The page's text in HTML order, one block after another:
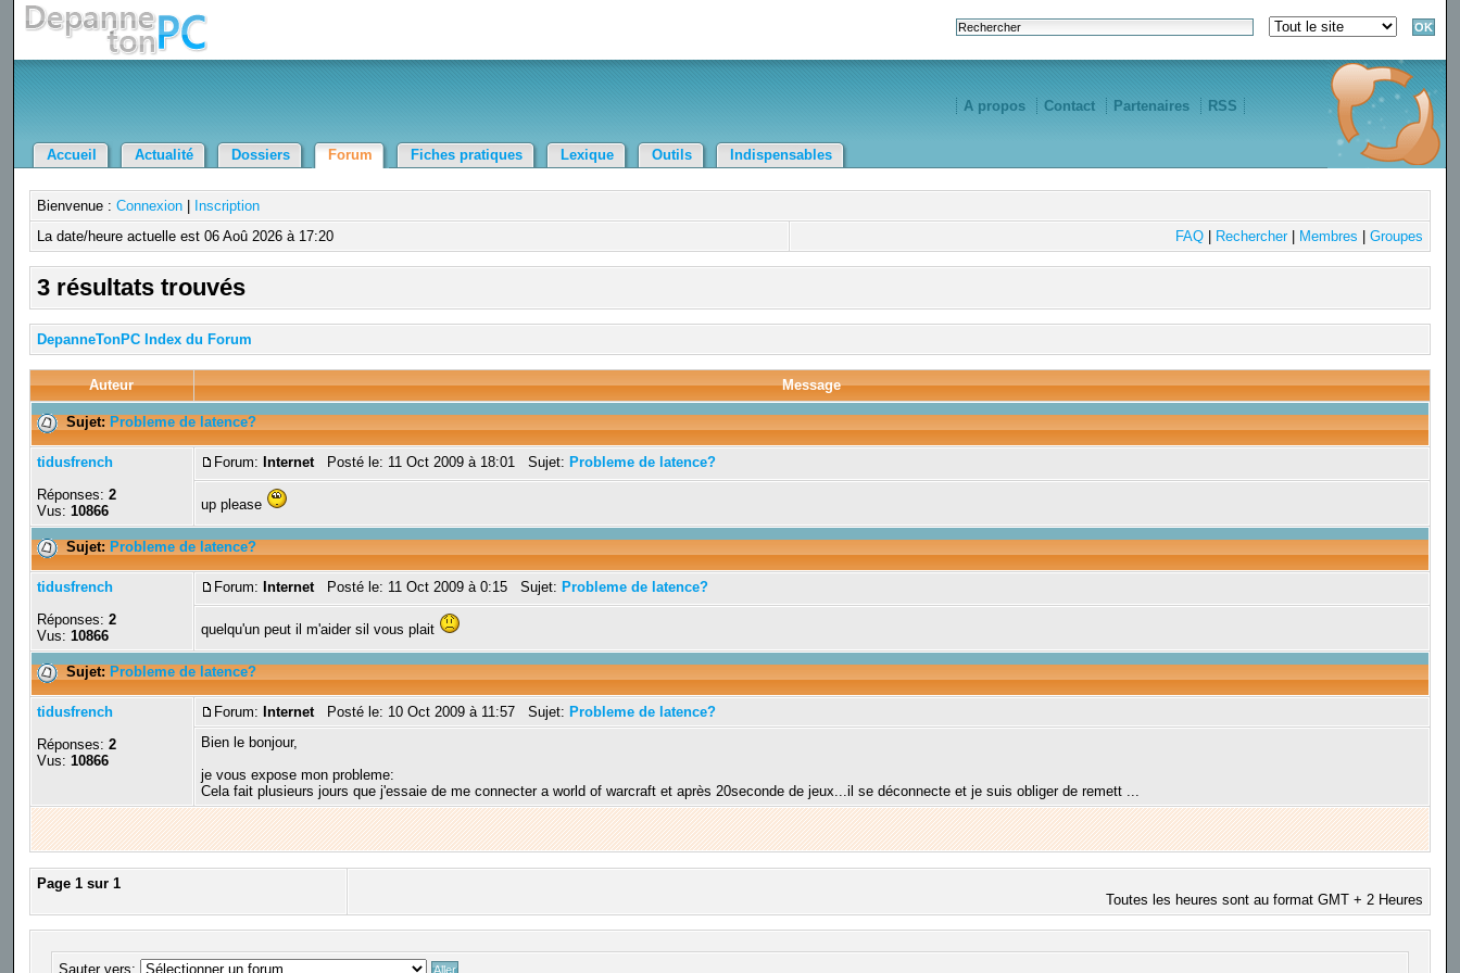
A propos Contact Partenaires RSS
Accueil Actualité Dossiers Forum Fiches pratiques Lexique Outils Indispensables
Bienvenue : Connexion|
Inscription
La date/heure actuelle est 06 Aoû 2026 à 17:20
FAQ| Rechercher| Membres Groupes
3 résultats trouvés
DepanneTonPC Index du Forum
Auteur Message
Sujet: Probleme de latence?
tidusfrench
Réponses: 2
Vus: 10866
Forum: InternetPosté le: 11 Oct 2009 à 18:01 Sujet: Probleme de latence?
up please
Sujet: Probleme de latence?
tidusfrench
Réponses: 2
Vus: 10866
Forum: InternetPosté le: 11 Oct 2009 à 0:15 Sujet: Probleme de latence?
quelqu'un peut il m'aider sil vous plait
Sujet: Probleme de latence?
tidusfrench
Réponses: 2
Vus: 10866
Forum: InternetPosté le: 10 Oct 2009 à 11:57 Sujet: Probleme de latence?
Bien le bonjour,
je vous expose mon probleme:
Cela fait plusieurs jours que j'essaie de me connecter a world of warcraft et après 20seconde de jeux...il se déconnecte et je suis obliger de remett ...
Page 1sur 1
Toutes les heures sont au format GMT + 2 Heures
Sauter vers: